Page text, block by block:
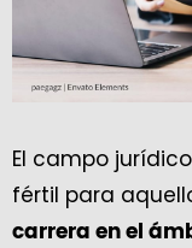
El campo
fértil para
carrera en el